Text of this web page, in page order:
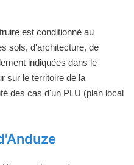
est conditionné au
sols, d'architecture, de
indiquées dans le
sur le territoire de la
des cas d'un PLU (plan local